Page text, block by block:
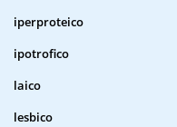
iperproteico
ipotrofico
laico
lesbico